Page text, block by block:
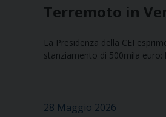
Terremoto in
La Presidenza della CEI
stanziamento di 500mila
28 Maggio 2026